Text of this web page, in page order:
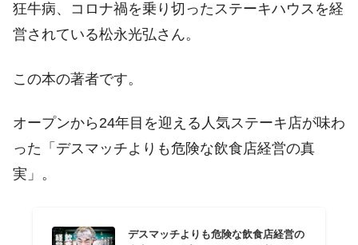
狂牛病、コロナ禍を乗り切ったステーキハウスを経
営されている松永光弘さん。
この本の著者です。
オープンから24年目を迎える人気ステーキ店が味わ
った「デスマッチよりも危険な飲食店経営の真
実」。
デスマッチよりも危険な飲食店経営の